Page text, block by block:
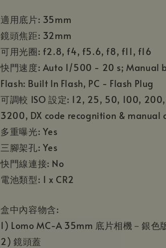
適用底片: 35mm
鏡頭焦距: 32mm
可用光圈: f2.8, f4, f5.6, f8, f11, f16
快門速度: Auto 1/500 - 20 s; Manual
Flash: Built In Flash, PC - Flash Plug
可調較 ISO 設定: 12, 25, 50, 100,
3200, DX code recognition & manual
多重曝光: Yes
三腳架孔: Yes
快門線連接: No
電池類型: 1 x CR2
盒中內容物含:
1) Lomo MC-A 35mm 底片相機－銀色
2) 鏡頭蓋